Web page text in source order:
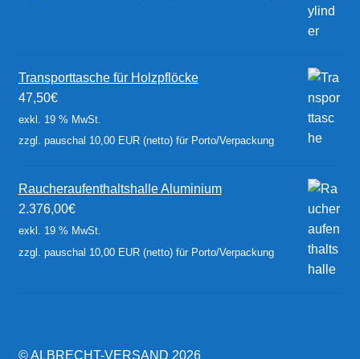
Transporttasche für Holzpflöcke
47,50€
exkl. 19 % MwSt.
zzgl. pauschal 10,00 EUR (netto) für Porto/Verpackung
Raucheraufenthaltshalle Aluminium
2.376,00€
exkl. 19 % MwSt.
zzgl. pauschal 10,00 EUR (netto) für Porto/Verpackung
© ALBRECHT-VERSAND 2026